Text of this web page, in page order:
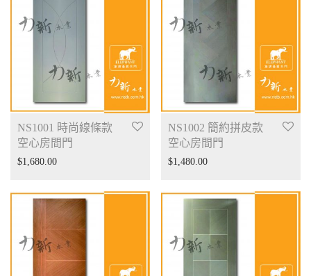
NS1001 時尚線條款
空心房間門
$1,680.00
NS1002 簡約拼皮款
空心房間門
$1,480.00